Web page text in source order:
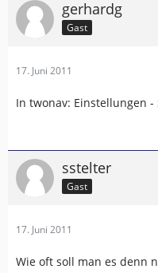
gerhardg
Gast
17. Juni 2011
In twonav: Einstellungen -
sstelter
Gast
17. Juni 2011
Wie oft soll man es denn